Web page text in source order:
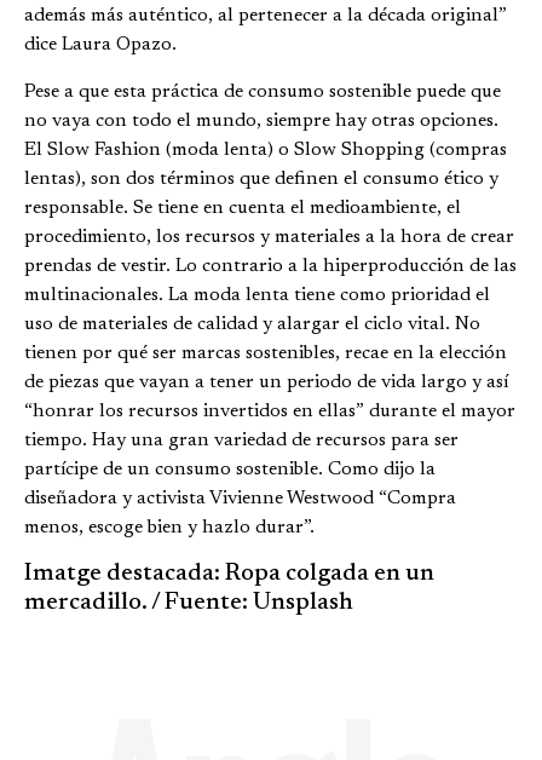
además más auténtico, al pertenecer a la década original”
dice Laura Opazo.
Pese a que esta práctica de consumo sostenible puede que
no vaya con todo el mundo, siempre hay otras opciones.
El Slow Fashion (moda lenta) o Slow Shopping (compras
lentas), son dos términos que definen el consumo ético y
responsable. Se tiene en cuenta el medioambiente, el
procedimiento, los recursos y materiales a la hora de crear
prendas de vestir. Lo contrario a la hiperproducción de las
multinacionales. La moda lenta tiene como prioridad el
uso de materiales de calidad y alargar el ciclo vital. No
tienen por qué ser marcas sostenibles, recae en la elección
de piezas que vayan a tener un periodo de vida largo y así
“honrar los recursos invertidos en ellas” durante el mayor
tiempo. Hay una gran variedad de recursos para ser
partícipe de un consumo sostenible. Como dijo la
diseñadora y activista Vivienne Westwood “Compra
menos, escoge bien y hazlo durar”.
Imatge destacada: Ropa colgada en un
mercadillo. / Fuente: Unsplash